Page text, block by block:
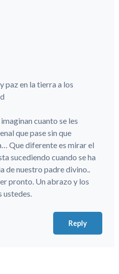
paz en la tierra a los
cuanto se les
que pase sin que
Que diferente es mirar el
sucediendo cuando se ha
de nuestro padre divino..
pronto. Un abrazo y los
Reply